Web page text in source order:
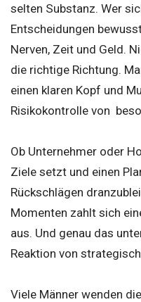
selten Substanz. Wer
Entscheidungen
Nerven, Zeit und Geld.
die richtige Richtung.
einen klaren Kopf und
Risikokontrolle von
Ob Unternehmer oder
Ziele setzt und einen
Rückschlägen
Momenten zahlt sich
aus. Und genau das
Reaktion von
Viele Männer wenden